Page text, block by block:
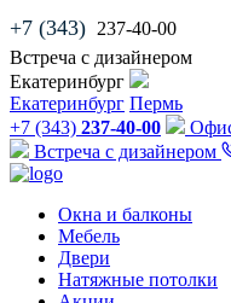
+7 (343) 237-40-00
Встреча с дизайнером
Екатеринбург
Екатеринбург Пермь
+7 (343) 237-40-00
Встреча с дизайнером
Окна и балконы
Мебель
Двери
Натяжные потолки